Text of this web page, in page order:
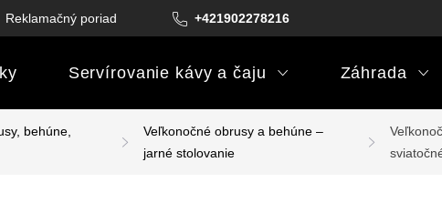
+421902278216
Reklamačný poriadok Podmienky darčekových poukazov
Servírovanie kávy a čaju Záhrada
behúne,
Veľkonočné obrusy a behúne –
jarné stolovanie